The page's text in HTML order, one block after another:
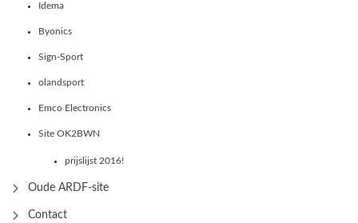
Idema
Byonics
Sign-Sport
olandsport
Emco Electronics
Site OK2BWN
prijslijst 2016!
Oude ARDF-site
Contact